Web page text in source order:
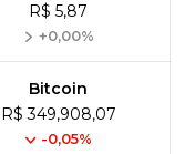
R$ 5,87
+0,00%
Bitcoin
R$ 349,908,07
-0,05%